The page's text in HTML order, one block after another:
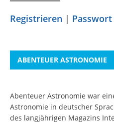
Registrieren |
ABENTEUER ASTRONOMIE
Abenteuer Astronomie war
Astronomie in deutscher
des langjährigen Magazins